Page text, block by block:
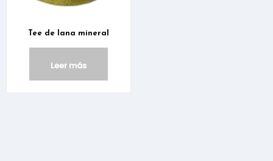
Tee de lana mineral
Leer más